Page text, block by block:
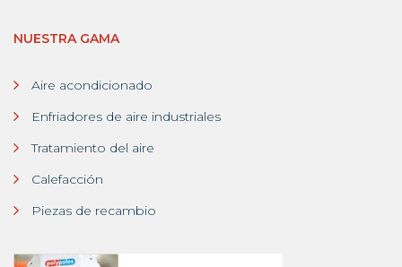
NUESTRA GAMA
Aire acondicionado
Enfriadores de aire industriales
Tratamiento del aire
Calefacción
Piezas de recambio